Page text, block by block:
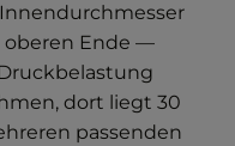
oberen Ende —
dort liegt 30
passenden